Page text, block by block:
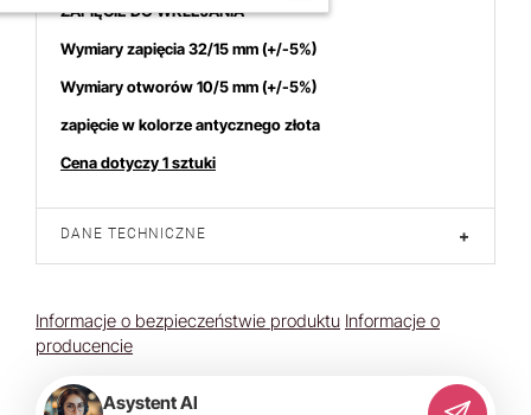
ZAPIĘCIE DO WKLEJANIA
Wymiary zapięcia 32/15 mm(+/-5%)
Wymiary otworów 10/5 mm(+/-5%)
zapięcie w kolorze antycznego złota
Cena dotyczy 1 sztuki
DANE TECHNICZNE +
Informacje o bezpieczeństwie produktu Informacje o
producencie
Asystent AI